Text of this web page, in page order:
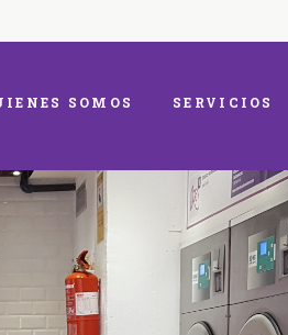
SOMOS SERVICIOS